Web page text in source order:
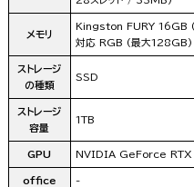
メモリ
Kingston FURY
対応 RGB (最大128GB)
ストレージ
の種類
SSD
ストレージ
容量
1TB
GPU NVIDIA GeForce RTX
office -